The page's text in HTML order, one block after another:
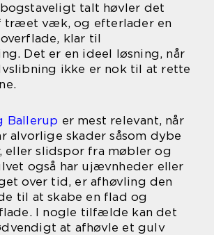
talt høvler det
træet væk, og efterlader en
klar til
Det er en ideel løsning, når
ikke er nok til at rette
Ballerup er mest relevant, når
alvorlige skader såsom dybe
eller slidspor fra møbler og
også har ujævnheder eller
over tid, er afhøvling den
til at skabe en flad og
I nogle tilfælde kan det
at afhøvle et gulv